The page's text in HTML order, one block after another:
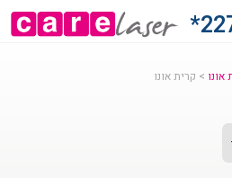
אונו > קרית אונו